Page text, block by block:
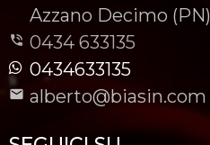
-
Azzano Decimo (PN)
0434 633135
0434633135
alberto@biasin.com